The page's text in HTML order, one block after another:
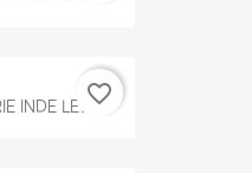
INDE LE...favorite_border